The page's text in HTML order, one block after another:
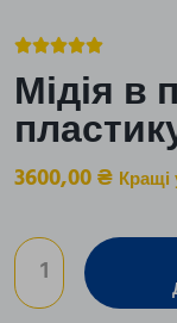

Мідія в
3600,00₴